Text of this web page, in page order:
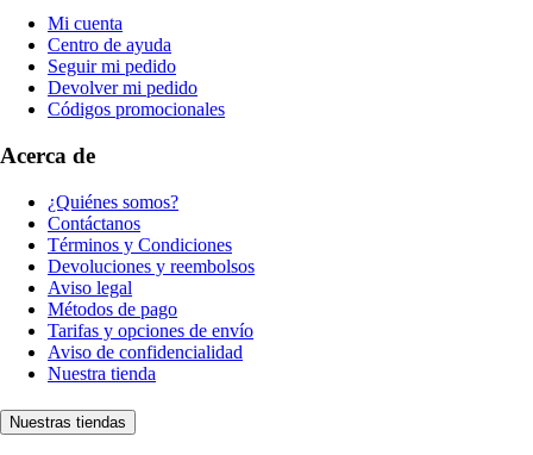
Mi cuenta
Centro de ayuda
Seguir mi pedido
Devolver mi pedido
Códigos promocionales
Acerca de
¿Quiénes somos?
Contáctanos
Términos y Condiciones
Devoluciones y reembolsos
Aviso legal
Métodos de pago
Tarifas y opciones de envío
Aviso de confidencialidad
Nuestra tienda
Nuestras tiendas